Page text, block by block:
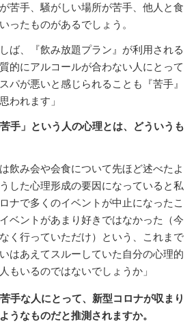
苦手、騒がしい場所が苦手、他人と食
ったものがあるでしょう。
ば、『飲み放題プラン』が利用される
的にアルコールが合わない人にとって
パが悪いと感じられることも『苦手』
われます」
手」という人の心理とは、どういうも
飲み会や会食について先ほど述べたよ
した心理形成の要因になっていると私
ナで多くのイベントが中止になったこ
ベントがあまり好きではなかった（今
く行っていただけ）という、これまで
はあえてスルーしていた自分の心理的
もいるのではないでしょうか」
手な人にとって、新型コロナが収まり
うなものだと推測されますか。